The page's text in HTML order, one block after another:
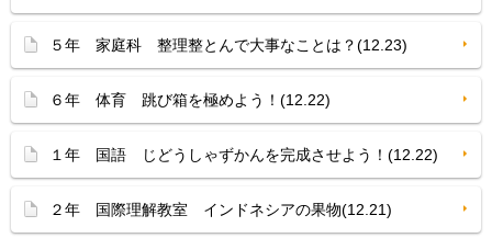
５年 家庭科 整理整とんで大事なことは？(12.23)
６年 体育 跳び箱を極めよう！(12.22)
１年 国語 じどうしゃずかんを完成させよう！(12.22)
２年 国際理解教室 インドネシアの果物(12.21)